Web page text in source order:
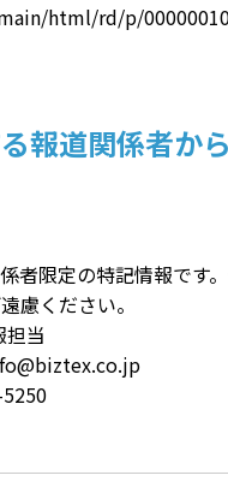
html/rd/p/
る報道関係者か
者限定の特記情報です
慮ください。
当